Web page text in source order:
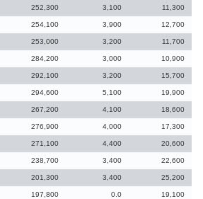
252,300 3,100 11,300
254,100 3,900 12,700
253,000 3,200 11,700
284,200 3,000 10,900
292,100 3,200 15,700
294,600 5,100 19,900
267,200 4,100 18,600
276,900 4,000 17,300
271,100 4,400 20,600
238,700 3,400 22,600
201,300 3,400 25,200
197,800 0.0 19,100